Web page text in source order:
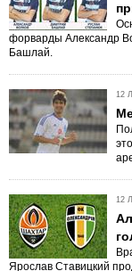
форварды Александр
Башлай.
12
12
Ярослав Ставицкий